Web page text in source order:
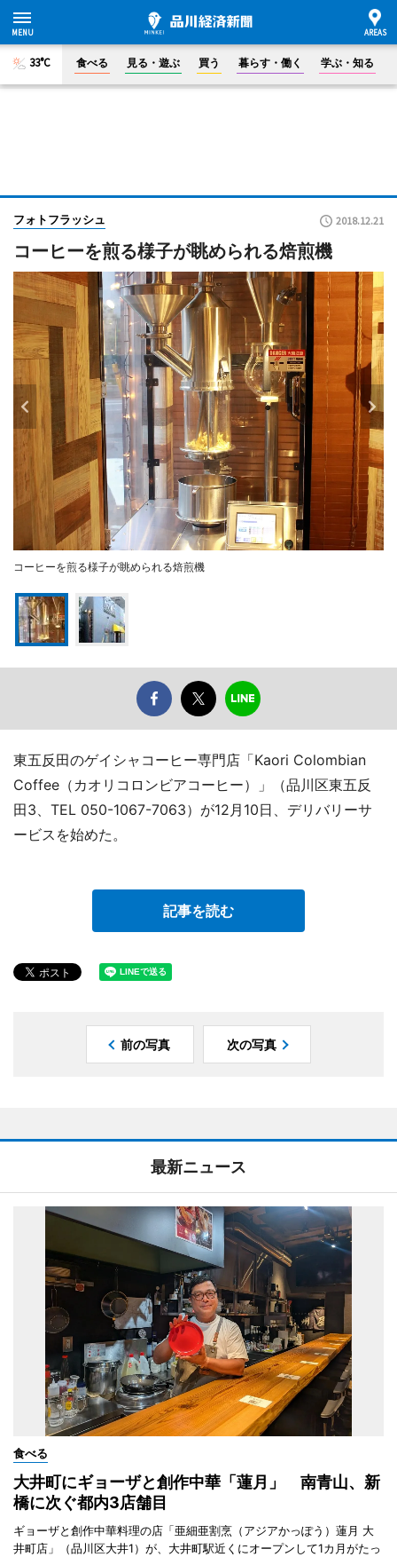
33°C 食べる 見る・遊ぶ 買う 暮らす・働く 学ぶ・知る
フォトフラッシュ 2018.12.21
コーヒーを煎る様子が眺められる焙煎機
コーヒーを煎る様子が眺められる焙煎機
東五反田のゲイシャコーヒー専門店「Kaori Colombian
Coffee（カオリコロンビアコーヒー）」（品川区東五反
田3、TEL 050-1067-7063）が12月10日、デリバリーサ
ービスを始めた。
記事を読む
前の写真 次の写真
最新ニュース
食べる
大井町にギョーザと創作中華「蓮月」 南青山、新
橋に次ぐ都内3店舗目
ギョーザと創作中華料理の店「亜細亜割烹（アジアかっぽう）蓮月 大
井町店」（品川区大井1）が、大井町駅近くにオープンして1カ月がたっ